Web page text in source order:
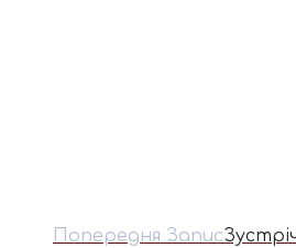
Попередня Запис